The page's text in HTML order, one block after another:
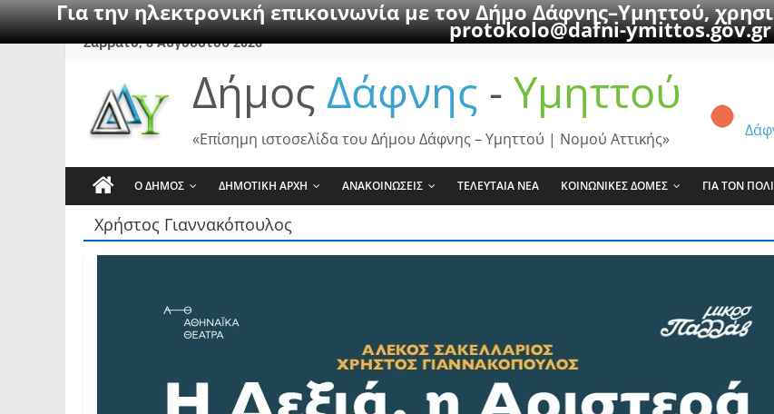
Για την ηλεκτρονική επικοινωνία με τον Δήμο Δάφνης–Υμηττού,
protokolo@dafni-ymittos.gov.gr
SkipΣάββατο, 8 Αυγούστου 2026
Δήμος Δάφνης - Υμηττού
«Επίσημη ιστοσελίδα του Δήμου Δάφνης – Υμηττού | Νομού Αττικής»
Ο ΔΗΜΟΣ ΔΗΜΟΤΙΚΗ ΑΡΧΗ ΑΝΑΚΟΙΝΩΣΕΙΣ ΤΕΛΕΥΤΑΙΑ ΝΕΑ ΚΟΙΝΩΝΙΚΕΣ ΔΟΜΕΣ ΓΙΑ ΤΟΝ
Χρήστος Γιαννακόπουλος